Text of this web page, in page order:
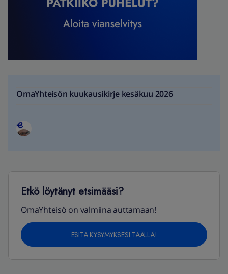
OmaYhteisön kuukausikirje kesäkuu 2026
Etkö löytänyt etsimääsi?
OmaYhteisö on valmiina auttamaan!
ESITÄ KYSYMYKSESI TÄÄLLÄ!